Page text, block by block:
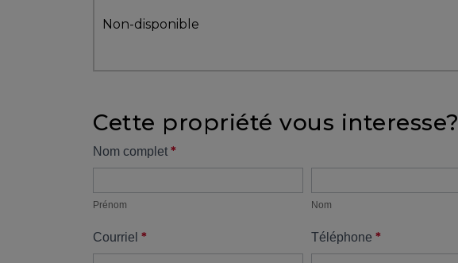
VENDRE
Non-disponible
Cette propriété vous interesse?
Formulaire
Nom complet *
Prénom Nom
Courriel * Téléphone*